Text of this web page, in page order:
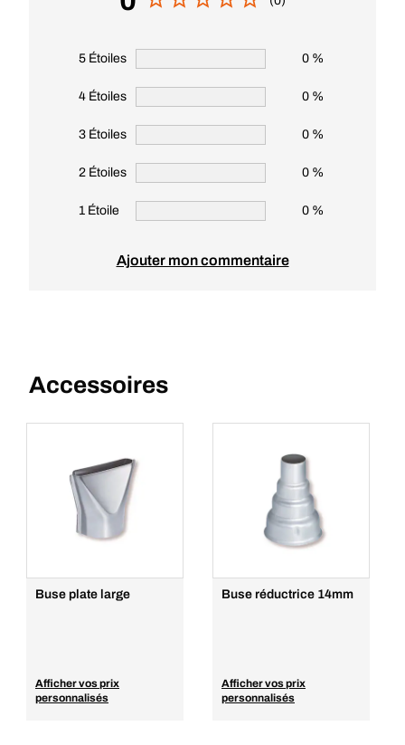
5 Étoiles 0 %
4 Étoiles 0 %
3 Étoiles 0 %
2 Étoiles 0 %
1 Étoile 0 %
Ajouter mon commentaire
Accessoires
Buse plate large
Afficher vos prix
personnalisés
Buse réductrice 14mm
Afficher vos prix
personnalisés